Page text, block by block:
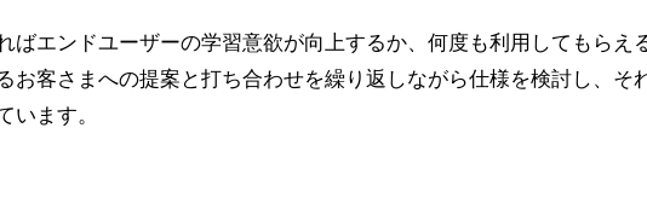
ばエンドユーザーの学習意欲が向上するか、何度も利用してもらえ
お客さまへの提案と打ち合わせを繰り返しながら仕様を検討し、そ
います。